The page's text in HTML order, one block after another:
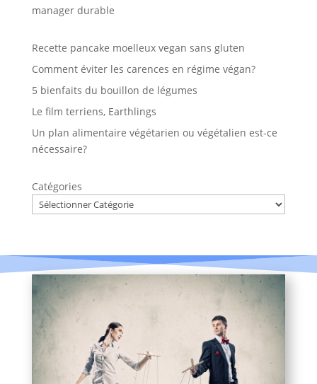
manager durable
Recette pancake moelleux vegan sans gluten
Comment éviter les carences en régime végan?
5 bienfaits du bouillon de légumes
Le film terriens, Earthlings
Un plan alimentaire végétarien ou végétalien est-ce
nécessaire?
Catégories